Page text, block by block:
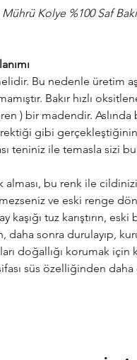
Kolye %100 Saf
Bu nedenle üretim
Bakır hızlı
) bir madendir.
gibi
teniniz ile temasla sizi
alması, bu renk ile
ve eski renge
kaşığı tuz karıştırın, eski
daha sonra durulayıp,
doğallığı korumak için
süs özelliğinden